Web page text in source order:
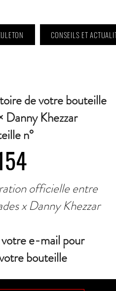
CONSEILS ET
de votre bouteille
Danny Khezzar
n°
officielle entre
x Danny Khezzar
e-mail pour
bouteille